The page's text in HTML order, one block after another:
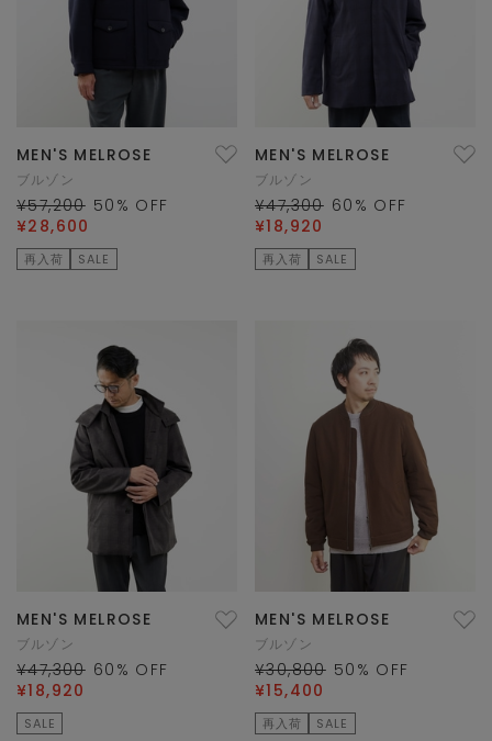
MEN'S MELROSE
ブルゾン
¥57,200 50 % OFF
¥28,600
再入荷 SALE
MEN'S MELROSE
ブルゾン
¥47,300 60 % OFF
¥18,920
再入荷 SALE
MEN'S MELROSE
ブルゾン
¥47,300 60 % OFF
¥18,920
SALE
MEN'S MELROSE
ブルゾン
¥30,800 50 % OFF
¥15,400
再入荷 SALE